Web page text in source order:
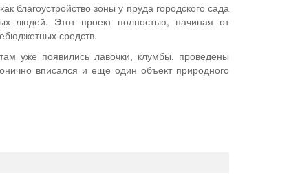
благоустройство зоны у пруда городского сада
людей. Этот проект полностью, начиная от
средств.
уже появились лавочки, клумбы, проведены
вписался и еще один объект природного